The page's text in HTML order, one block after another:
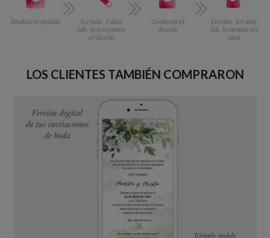
Realiza el pedido
En máx. 7 días
lab. te enviamos
el diseño
Confirma el
diseño
En máx. 14 días
lab. lo tendás en
casa
LOS CLIENTES TAMBIÉN COMPRARON